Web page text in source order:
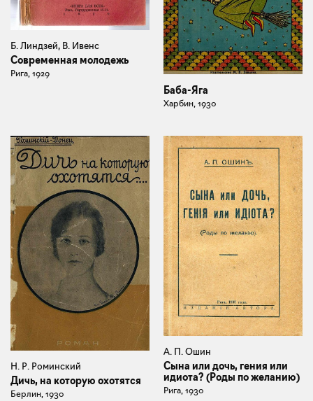
Б. Линдзей, В. Ивенс
Современная молодежь
Рига, 1929
Баба-Яга
Харбин, 1930
Н. Р. Роминский
Дичь, на которую охотятся
Берлин, 1930
А. П. Ошин
Сына или дочь, гения или
идиота? (Роды по желанию)
Рига, 1930